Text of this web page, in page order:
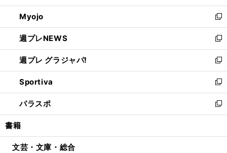
開
く
ウ
で
開
く
ン
ド
ウ
で
開
く
ウ
ィ
ン
ド
ウ
で
開
く
Myojo
新
し
い
ウ
ィ
ン
ド
ウ
で
開
週プレNEWS
新
し
い
ウ
ィ
ン
ド
ウ
開
週プレ グラジャパ!
新
し
い
ウ
ィ
ン
ウ
Sportiva
新
し
い
ウ
ン
パラスポ
新
し
ウ
書籍
文芸・文庫・総合